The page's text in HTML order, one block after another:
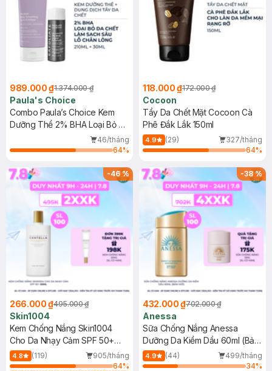
989.000 ₫1.374.000 ₫
Paula's Choice
Combo Paula’s Choice Kem
Dưỡng Thể 2% BHA Loại Bỏ Da
Chết 210ml + Dung Dịch Tẩy Da
Chết 2% BHA 30ml
46/tháng
64%
118.000 ₫172.000 ₫
Cocoon
Tẩy Da Chết Mặt Cocoon Cà
Phê Đắk Lắk 150ml
4.9 (29)
327/tháng
64%
-46%
266.000 ₫495.000 ₫
Skin1004
Kem Chống Nắng Skin1004
Cho Da Nhạy Cảm SPF 50+
50ml
4.8 (119)
905/tháng
64%
-38%
432.000 ₫702.000 ₫
Anessa
Sữa Chống Nắng Anessa
Dưỡng Da Kiềm Dầu 60ml (Bản
Mới)
4.9 (44)
499/tháng
34%